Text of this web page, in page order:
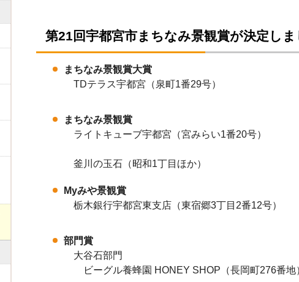
第21回宇都宮市まちなみ景観賞が決定しま
まちなみ景観賞大賞
TDテラス宇都宮（泉町1番29号）
まちなみ景観賞
ライトキューブ宇都宮（宮みらい1番20号）
釜川の玉石（昭和1丁目ほか）
Myみや景観賞
栃木銀行宇都宮東支店（東宿郷3丁目2番12号）
部門賞
大谷石部門
ビーグル養蜂園 HONEY SHOP（長岡町276番地